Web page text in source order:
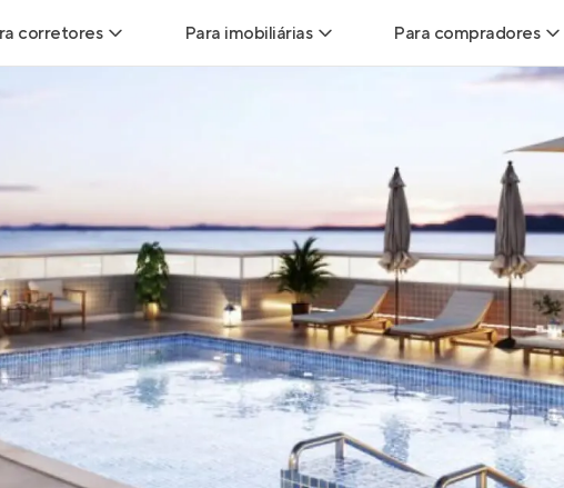
corretores
Parcerias imobiliárias
Hub de Corretores
Perfil Verificado
Anunciar imóveis
Para imobiliárias
Anunciar imóveis
Para compradores
Calcule seu
Comprar x
Correção do
Simulador de
Encontre um